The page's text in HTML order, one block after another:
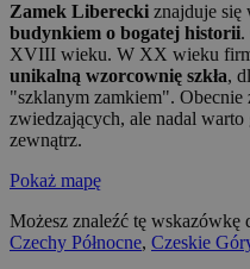
Zamek Liberecki znajduje się
budynkiem o bogatej historii.
XVIII wieku. W XX wieku
unikalną wzorcownię szkła,
"szklanym zamkiem". Obecnie
zwiedzających, ale nadal
zewnątrz.
Pokaż mapę
Możesz znaleźć tę
Czechy Północne, Czeskie